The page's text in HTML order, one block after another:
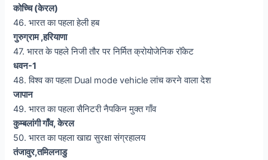
कोच्चि (केरल)
46. भारत का पहला हेली हब
गुरुग्राम ,हरियाणा
47. भारत के पहले निजी तौर पर निर्मित क्रोयोजेनिक रॉकेट
धवन-1
48. विश्व का पहला Dual mode vehicle लांच करने वाला देश
जापान
49. भारत का पहला सैनिटरी नैपकिन मुक्त गाँव
कुम्बलांगी गाँव, केरल
50. भारत का पहला खाद्य सुरक्षा संग्रहालय
तंजावुर,तमिलनाडु